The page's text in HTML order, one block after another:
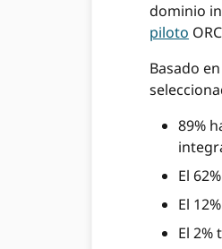
dominio
piloto
Basado
89%
El
El
El